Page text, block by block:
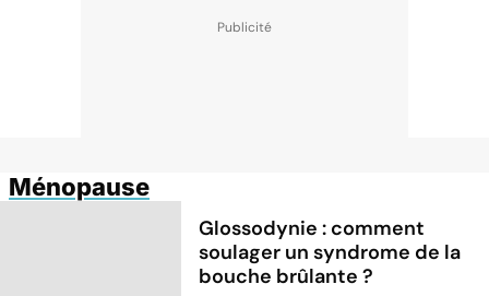
Ménopause
Glossodynie : comment
soulager un syndrome de la
bouche brûlante ?